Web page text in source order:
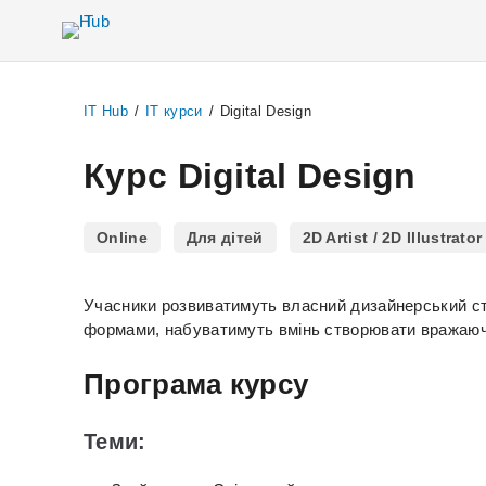
IT Hub / IT курси / Digital Design
Курс Digital Design
Online Для дітей 2D Artist / 2D
Учасники розвиватимуть власний дизайнерський
формами, набуватимуть вмінь створювати
Програма курсу
Теми: